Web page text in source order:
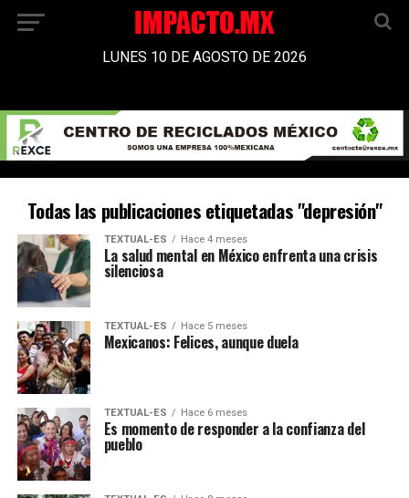
LUNES 10 DE AGOSTO DE 2026
Todas las publicaciones etiquetadas "depresión"
TEXTUAL-ES Hace 4 meses
La salud mental en México enfrenta una crisis
silenciosa
TEXTUAL-ES Hace 5 meses
Mexicanos: Felices, aunque duela
TEXTUAL-ES Hace 6 meses
Es momento de responder a la confianza del
pueblo